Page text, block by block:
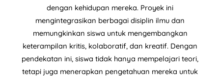
dengan kehidupan mereka. Proyek ini
mengintegrasikan berbagai disiplin ilmu dan
memungkinkan siswa untuk mengembangkan
keterampilan kritis, kolaboratif, dan kreatif. Dengan
pendekatan ini, siswa tidak hanya mempelajari teori,
tetapi juga menerapkan pengetahuan mereka untuk